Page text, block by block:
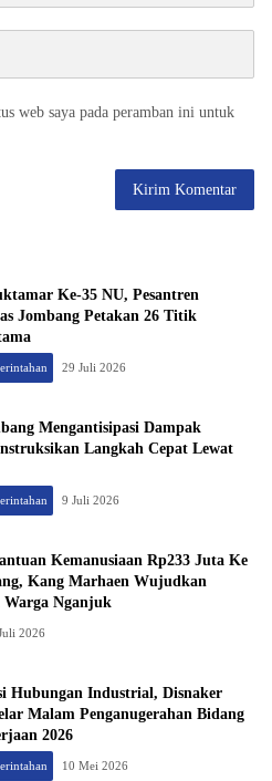
web saya pada peramban ini untuk
Ke-35 NU, Pesantren
Jombang Petakan 26 Titik
29 Juli 2026
Mengantisipasi Dampak
Langkah Cepat Lewat
9 Juli 2026
Kemanusiaan Rp233 Juta Ke
Kang Marhaen Wujudkan
Warga Nganjuk
2026
Hubungan Industrial, Disnaker
Malam Penganugerahan Bidang
2026
10 Mei 2026